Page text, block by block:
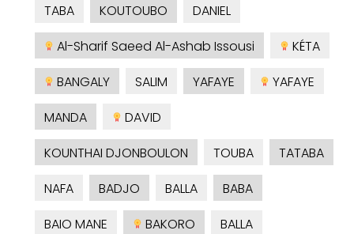
TABA
KOUTOUBO
DANIEL
Al-Sharif Saeed Al-Ashab Issousi
KÉTA
BANGALY
SALIM YAFAYE
YAFAYE
MANDA
DAVID
KOUNTHAI DJONBOULON
TOUBA
TATABA
NAFA
BADJO BALLA
BABA
BAIO MANE
BAKORO
BALLA